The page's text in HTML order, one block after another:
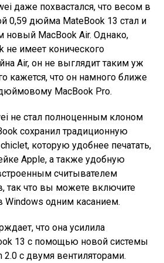
даже похвастался, что весом в
0,59 дюйма MateBook 13 стал и
новый MacBook Air. Однако,
не имеет конического
Air, он не выглядит таким уж
кажется, что он намного ближе
MacBook Pro.
не стал полноценным клоном
сохранил традиционную
которую удобнее печатать,
Apple, а также удобную
считывателем
так что вы можете включите
Windows одним касанием.
что она усилила
13 с помощью новой системы
2.0 с двумя вентиляторами.